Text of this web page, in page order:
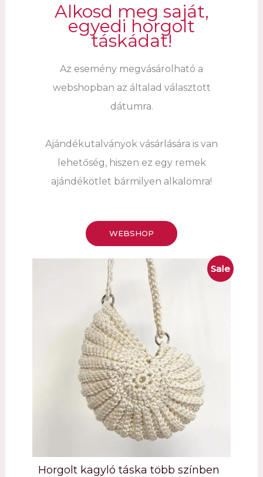
Alkosd meg saját,
egyedi horgolt
táskádat!
Az esemény megvásárolható a
webshopban az általad választott
dátumra.
Ajándékutalványok vásárlására is van
lehetőség, hiszen ez egy remek
ajándékötlet bármilyen alkalomra!
WEBSHOP
Horgolt kagyló táska több színben
Sale
Product